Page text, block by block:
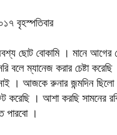
বৃহস্পতিবার
ছোট বোকামি । মানে আগের
বলে ম্যানেজ করার চেষ্টা
। আজকে রুনার জন্মদিন ছিলো
করেছি । আশা করছি সামনের
পারবো ।